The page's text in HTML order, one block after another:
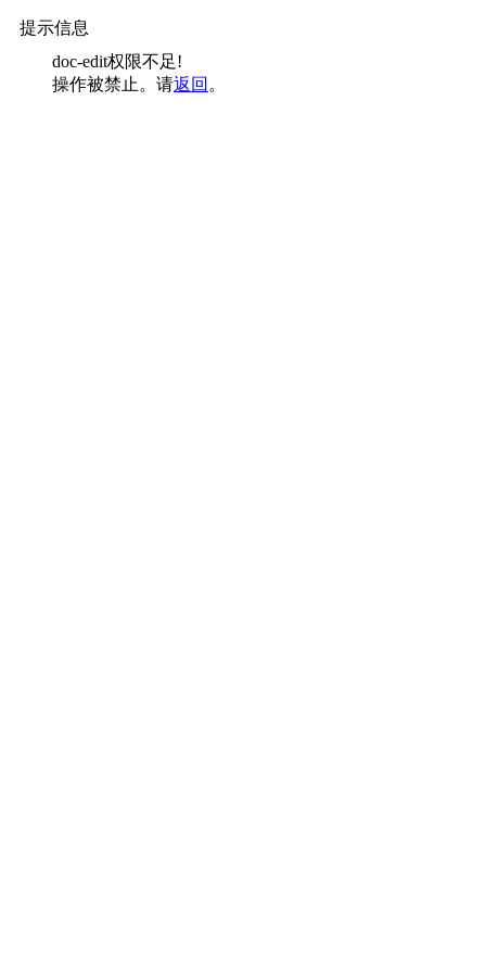
提示信息
doc-edit权限不足!
操作被禁止。请返回 。